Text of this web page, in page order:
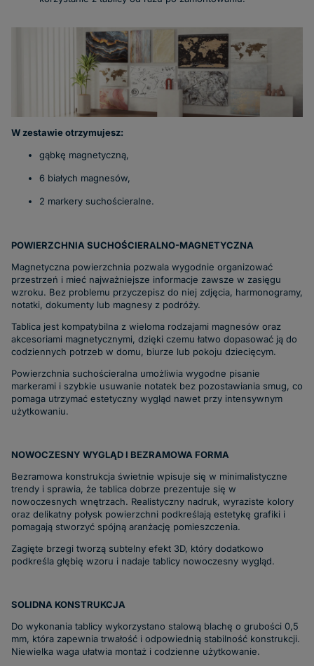
W zestawie otrzymujesz:
gąbkę magnetyczną,
6 białych magnesów,
2 markery suchościeralne.
POWIERZCHNIA SUCHOŚCIERALNO-MAGNETYCZNA
Magnetyczna powierzchnia pozwala wygodnie organizować
przestrzeń i mieć najważniejsze informacje zawsze w zasięgu
wzroku. Bez problemu przyczepisz do niej zdjęcia, harmonogramy,
notatki, dokumenty lub magnesy z podróży.
Tablica jest kompatybilna z wieloma rodzajami magnesów oraz
akcesoriami magnetycznymi, dzięki czemu łatwo dopasować ją do
codziennych potrzeb w domu, biurze lub pokoju dziecięcym.
Powierzchnia suchościeralna umożliwia wygodne pisanie
markerami i szybkie usuwanie notatek bez pozostawiania smug, co
pomaga utrzymać estetyczny wygląd nawet przy intensywnym
użytkowaniu.
NOWOCZESNY WYGLĄD I BEZRAMOWA FORMA
Bezramowa konstrukcja świetnie wpisuje się w minimalistyczne
trendy i sprawia, że tablica dobrze prezentuje się w
nowoczesnych wnętrzach. Realistyczny nadruk, wyraziste kolory
oraz delikatny połysk powierzchni podkreślają estetykę grafiki i
pomagają stworzyć spójną aranżację pomieszczenia.
Zagięte brzegi tworzą subtelny efekt 3D, który dodatkowo
podkreśla głębię wzoru i nadaje tablicy nowoczesny wygląd.
SOLIDNA KONSTRUKCJA
Do wykonania tablicy wykorzystano stalową blachę o grubości 0,5
mm, która zapewnia trwałość i odpowiednią stabilność konstrukcji.
Niewielka waga ułatwia montaż i codzienne użytkowanie.